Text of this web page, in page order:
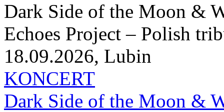
Dark Side of the Moon &
Echoes Project – Polish
18.09.2026, Lubin
KONCERT
Dark Side of the Moon &